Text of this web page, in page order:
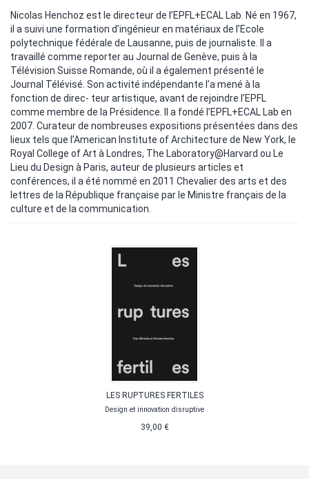
Nicolas Henchoz est le directeur de l’EPFL+ECAL Lab. Né en 1967,
il a suivi une formation d’ingénieur en matériaux de l’Ecole
polytechnique fédérale de Lausanne, puis de journaliste. Il a
travaillé comme reporter au Journal de Genève, puis à la
Télévision Suisse Romande, où il a également présenté le
Journal Télévisé. Son activité indépendante l’a mené à la
fonction de direc- teur artistique, avant de rejoindre l’EPFL
comme membre de la Présidence. Il a fondé l’EPFL+ECAL Lab en
2007. Curateur de nombreuses expositions présentées dans des
lieux tels que l’American Institute of Architecture de New York, le
Royal College of Art à Londres, The Laboratory@Harvard ou Le
Lieu du Design à Paris, auteur de plusieurs articles et
conférences, il a été nommé en 2011 Chevalier des arts et des
lettres de la République française par le Ministre français de la
culture et de la communication.
LES RUPTURES FERTILES
Design et innovation disruptive
39,00 €